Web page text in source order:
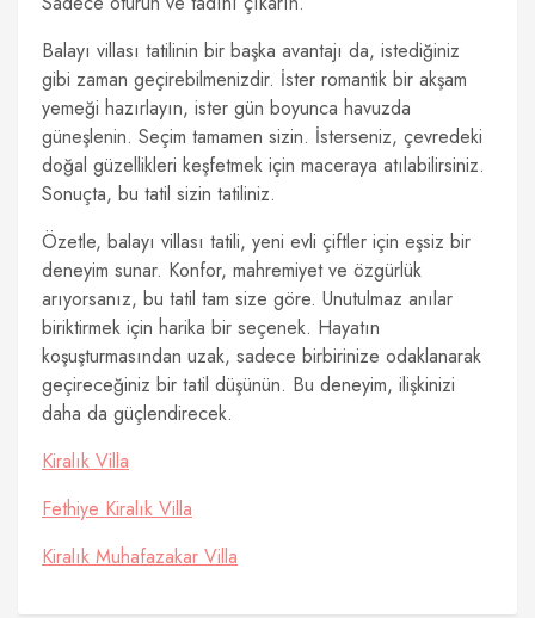
Balayı villası tatilinin bir başka avantajı da, istediğiniz
gibi zaman geçirebilmenizdir. İster romantik bir akşam
yemeği hazırlayın, ister gün boyunca havuzda
güneşlenin. Seçim tamamen sizin. İsterseniz, çevredeki
doğal güzellikleri keşfetmek için maceraya atılabilirsiniz.
Sonuçta, bu tatil sizin tatiliniz.
Özetle, balayı villası tatili, yeni evli çiftler için eşsiz bir
deneyim sunar. Konfor, mahremiyet ve özgürlük
arıyorsanız, bu tatil tam size göre. Unutulmaz anılar
biriktirmek için harika bir seçenek. Hayatın
koşuşturmasından uzak, sadece birbirinize odaklanarak
geçireceğiniz bir tatil düşünün. Bu deneyim, ilişkinizi
daha da güçlendirecek.
Kiralık Villa
Fethiye Kiralık Villa
Kiralık Muhafazakar Villa